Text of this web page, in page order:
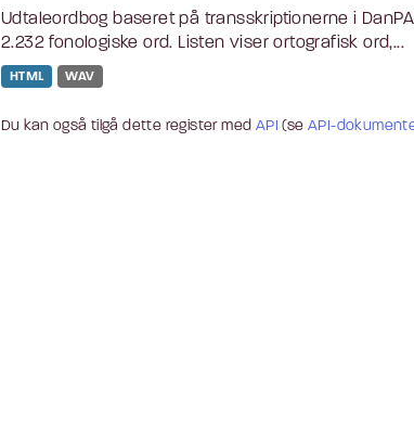
Udtaleordbog baseret på transskriptionerne i
2.232 fonologiske ord. Listen viser ortografisk ord,...
HTML WAV
Du kan også tilgå dette register med API (seAPI-